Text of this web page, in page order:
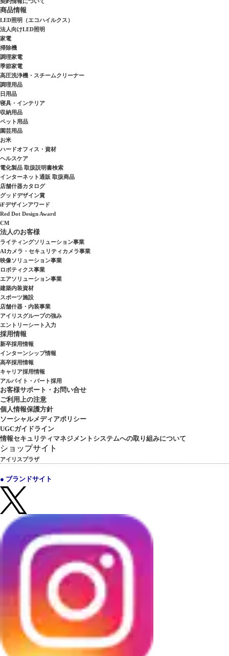
商品情報
LED照明（エコハイルクス）
法人向けLED照明
家電
掃除機
調理家電
季節家電
高圧洗浄機・スチームクリーナー
調理用品
日用品
寝具・インテリア
収納用品
ペット用品
園芸用品
お米
ハードオフィス・資材
ヘルスケア
電化製品 取扱説明書検索
インターネット通販 取扱商品
店舗什器カタログ
グッドデザイン賞
iFデザインアワード
Red Dot Design Award
CM
法人のお客様
ライティングソリューション事業
AIカメラ・セキュリティカメラ事業
映像ソリューション事業
ロボティクス事業
エアソリューション事業
建築内装資材
スポーツ施設
店舗什器・内装事業
アイリスグループの強み
エントリーシート入力
採用情報
新卒採用情報
インターンシップ情報
高卒採用情報
キャリア採用情報
アルバイト・パート採用
お客様サポート・お問い合せ
ご利用上の注意
個人情報保護方針
ソーシャルメディアポリシー
UGCガイドライン
情報セキュリティマネジメントシステムへの取り組みについて
ショップサイト
アイリスプラザ
● ブランドサイト